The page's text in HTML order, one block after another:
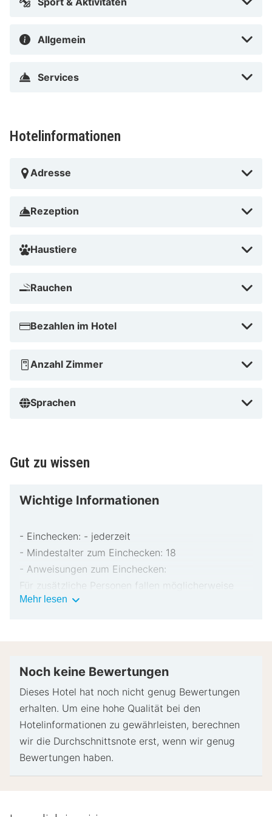
Allgemein
Services
Hotelinformationen
Adresse
Rezeption
Haustiere
Rauchen
Bezahlen im Hotel
Anzahl Zimmer
Sprachen
Gut zu wissen
Wichtige Informationen
- Einchecken: - jederzeit
- Mindestalter zum Einchecken: 18
- Anweisungen zum Einchecken:
Für zusätzliche Personen fallen möglicherweise
Gebühren an, die abhängig von den Bestimmungen
bar für unvorhergesehene Aufwendungen verlangt.
versucht, Sonderwünschen entgegenzukommen,
Eventuell fallen zusätzliche Gebühren an.
Diese Unterkunft akzeptiert Kreditkarten,
Debitkarten und Bargeld.
Mehr lesen Wichtige
Noch keine Bewertungen
Dieses Hotel hat noch nicht genug Bewertungen
erhalten. Um eine hohe Qualität bei den
Hotelinformationen zu gewährleisten, berechnen
wir die Durchschnittsnote erst, wenn wir genug
Bewertungen haben.